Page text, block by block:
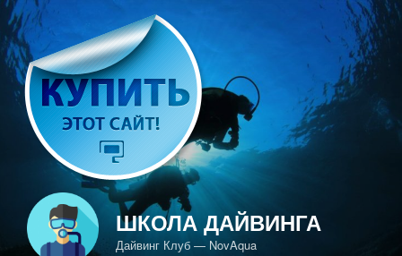
Перейти
к
содержимому
ШКОЛА ДАЙВИНГА
Дайвинг Клуб — NovAqua